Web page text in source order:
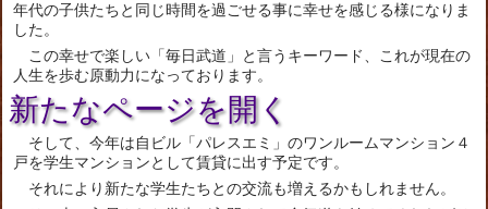
年代の子供たちと同じ時間を過ごせる事に幸せを感じる様になりま
した。
この幸せで楽しい「毎日武道」と言うキーワード、これが現在の
人生を歩む原動力になっております。
新たなページを開く
そして、今年は自ビル「パレスエミ」のワンルームマンション４
戸を学生マンションとして賃貸に出す予定です。
それにより新たな学生たちとの交流も増えるかもしれません。